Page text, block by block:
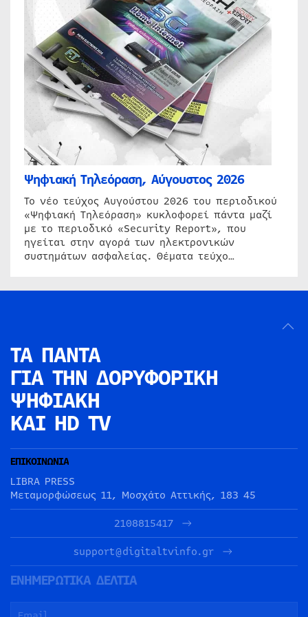
Ψηφιακή Τηλεόραση, Αύγουστος 2026
Το νέο τεύχος Αυγούστου 2026 του περιοδικού
«Ψηφιακή Τηλεόραση» κυκλοφορεί πάντα μαζί
με το περιοδικό «Security Report», που
ηγείται στην αγορά των ηλεκτρονικών
συστημάτων ασφαλείας. Θέματα τεύχο…
ΤΑ ΠΑΝΤΑ
ΓΙΑ ΤΗΝ ΔΟΡΥΦΟΡΙΚΗ
ΨΗΦΙΑΚΗ
ΚΑΙ HD TV
ΕΠΙΚΟΙΝΩΝΙΑ
LIBRA PRESS
Μεταμορφώσεως 11, Μοσχάτο Αττικής, 183 45
2108815417
support@digitaltvinfo.gr
ΕΝΗΜΕΡΩΤΙΚΑ ΔΕΛΤΙΑ